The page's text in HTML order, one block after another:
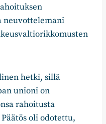
neuvottelemani
hetki, sillä
unioni on
rahoitusta
oli odotettu,